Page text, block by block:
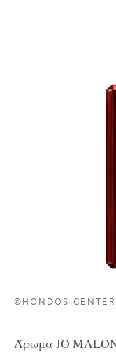
©HONDOS CENTER
Άρωμα JO